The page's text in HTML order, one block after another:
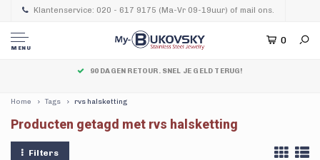
Klantenservice: 020 - 617 9175 (Ma-Vr 09-19uur) of mail ons.
MENU
0
90 DAGEN RETOUR. SNEL JE GELD TERUG!
Home Tags rvs halsketting
Producten getagd met rvs halsketting
Filters